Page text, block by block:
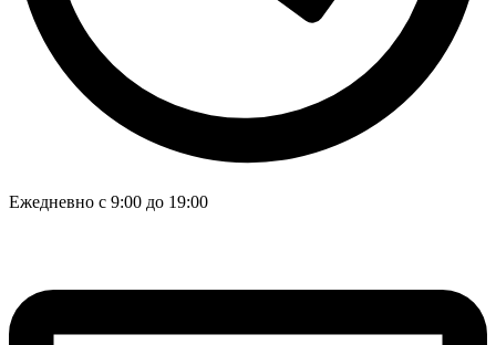
Ежедневно с 9:00 до 19:00